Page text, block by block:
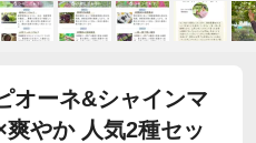
オーネ&シャインマ
やか 人気2種セッ